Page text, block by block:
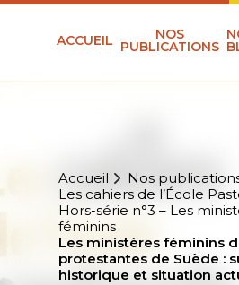
ACCUEIL NOS
PUBLICATIONS
Accueil
Nos
Les cahiers de l’École
Hors-série n°3 – Les
féminins
Les ministères féminins
protestantes de Suède :
historique et situation